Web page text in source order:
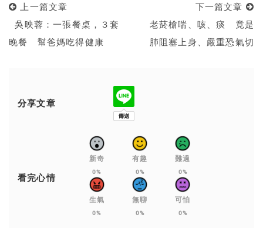
上一篇文章
吳映蓉：一張餐桌，３套
晚餐 幫爸媽吃得健康
下一篇文章
老菸槍喘、咳、痰 竟是
肺阻塞上身、嚴重恐氣切
分享文章
看完心情
新奇
0%
有趣
0%
難過
0%
生氣
0%
無聊
0%
可怕
0%